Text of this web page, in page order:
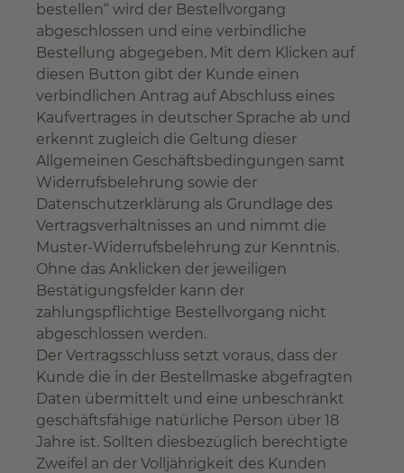
bestellen“ wird der Bestellvorgang
abgeschlossen und eine verbindliche
Bestellung abgegeben. Mit dem Klicken auf
diesen Button gibt der Kunde einen
verbindlichen Antrag auf Abschluss eines
Kaufvertrages in deutscher Sprache ab und
erkennt zugleich die Geltung dieser
Allgemeinen Geschäftsbedingungen samt
Widerrufsbelehrung sowie der
Datenschutzerklärung als Grundlage des
Vertragsverhältnisses an und nimmt die
Muster-Widerrufsbelehrung zur Kenntnis.
Ohne das Anklicken der jeweiligen
Bestätigungsfelder kann der
zahlungspflichtige Bestellvorgang nicht
abgeschlossen werden.
Der Vertragsschluss setzt voraus, dass der
Kunde die in der Bestellmaske abgefragten
Daten übermittelt und eine unbeschränkt
geschäftsfähige natürliche Person über 18
Jahre ist. Sollten diesbezüglich berechtigte
Zweifel an der Volljährigkeit des Kunden